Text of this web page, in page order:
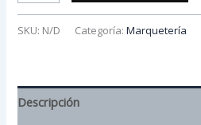
SKU: N/D Categoría:Marquetería
Descripción